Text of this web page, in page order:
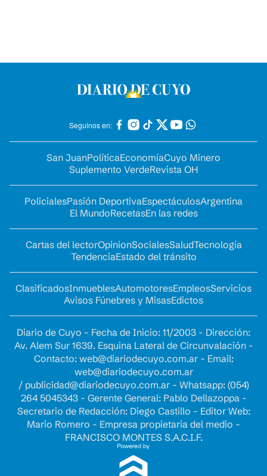
Seguinos en:
San JuanPolíticaEconomíaCuyo Minero
Suplemento VerdeRevista OH
PolicialesPasión DeportivaEspectáculosArgentina
El MundoRecetasEn las redes
Cartas del lectorOpinionSocialesSaludTecnología
TendenciaEstado del tránsito
ClasificadosInmueblesAutomotoresEmpleosServicios
Avisos Fúnebres y MisasEdictos
Diario de Cuyo - Fecha de Inicio: 11/2003 - Dirección:
Av. Alem Sur 1639. Esquina Lateral de Circunvalación -
Contacto: web@diariodecuyo.com.ar- Email:
web@diariodecuyo.com.ar
/ publicidad@diariodecuyo.com.ar- Whatsapp: (054)
264 5045343 - Gerente General: Pablo Dellazoppa -
Secretario de Redacción: Diego Castillo - Editor Web:
Mario Romero - Empresa propietaria del medio -
FRANCISCO MONTES S.A.C.I.F.